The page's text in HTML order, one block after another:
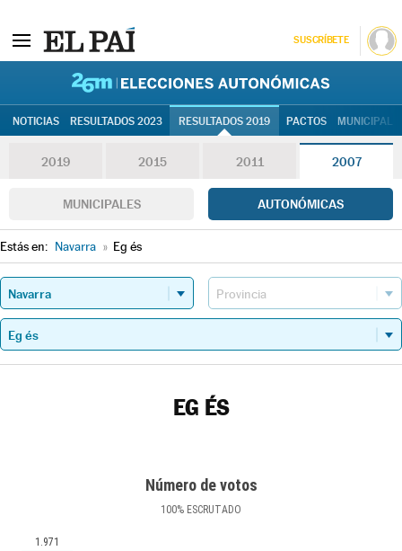
SUSCRÍBETE
NOTICIAS RESULTADOS 2023 RESULTADOS 2019 PACTOS
2019 2015 2011 2007
MUNICIPALES AUTONÓMICAS
Estás en: Navarra » Eg és
EG ÉS
Número de votos
100% ESCRUTADO
1.971